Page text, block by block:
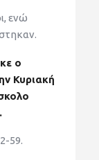
ενώ
ο
Κυριακή
59.